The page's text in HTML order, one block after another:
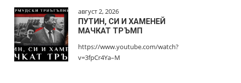
август 2, 2026
ПУТИН, СИ И ХАМЕНЕЙ
МАЧКАТ ТРЪМП
https://www.youtube.com/watch?
v=3fpCr4Ya–M